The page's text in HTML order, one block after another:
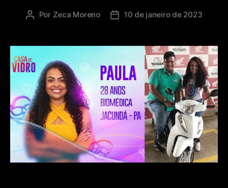
Por Zeca Moreno 10 de janeiro de 2023